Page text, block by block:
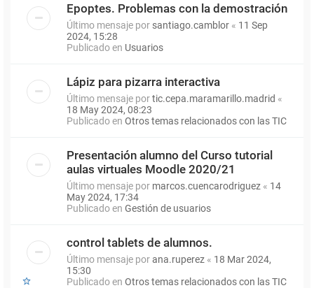
Epoptes. Problemas con la demostración
Último mensaje por santiago.camblor « 11 Sep
2024, 15:28
Publicado en Usuarios
Lápiz para pizarra interactiva
Último mensaje portic.cepa.maramarillo.madrid «
18 May 2024, 08:23
Publicado en Otros temas relacionados con las TIC
Presentación alumno del Curso tutorial
aulas virtuales Moodle 2020/21
Último mensaje por marcos.cuencarodriguez « 14
May 2024, 17:34
Publicado en Gestión de usuarios
control tablets de alumnos.
Último mensaje porana.ruperez « 18 Mar 2024,
15:30
Publicado en Otros temas relacionados con las TIC